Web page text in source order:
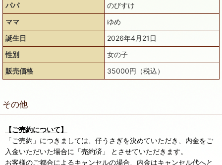
パパ
のびすけ
ママ
ゆめ
誕生日
2026年4月21日
性別
女の子
販売価格
35000円（税込）
その他
【ご売約について】
「ご売約」につきましては、仔うさぎを決めていただき、内金をご
入金いただいた場合に「売約済」 とさせていただきます。
お客様のご都合によるキャンセルの場合、内金はキャンセル代へと